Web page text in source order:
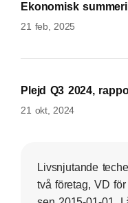
Ekonomisk
21 feb, 2025
Plejd Q3 2024,
21 okt, 2024
Livsnjutande
två företag, VD